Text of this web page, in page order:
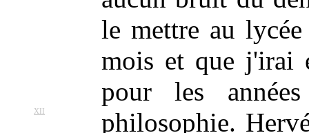
le mettre au
mois et que j'irai
pour les
philosophie.
XII